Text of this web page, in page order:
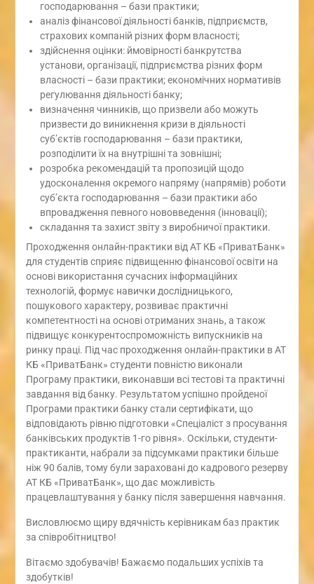
господарювання – бази практики;
аналіз фінансової діяльності банків, підприємств,
страхових компаній різних форм власності;
здійснення оцінки: ймовірності банкрутства
установи, організації, підприємства різних форм
власності – бази практики; економічних нормативів
регулювання діяльності банку;
визначення чинників, що призвели або можуть
призвести до виникнення кризи в діяльності
суб’єктів господарювання – бази практики,
розподілити їх на внутрішні та зовнішні;
розробка рекомендацій та пропозицій щодо
удосконалення окремого напряму (напрямів) роботи
суб’єкта господарювання – бази практики або
впровадження певного нововведення (інновації);
складання та захист звіту з виробничої практики.
Проходження онлайн-практики від АТ КБ «ПриватБанк»
для студентів сприяє підвищенню фінансової освіти на
основі використання сучасних інформаційних
технологій, формує навички дослідницького,
пошукового характеру, розвиває практичні
компетентності на основі отриманих знань, а також
підвищує конкурентоспроможність випускників на
ринку праці. Під час проходження онлайн-практики в АТ
КБ «ПриватБанк» студенти повністю виконали
Програму практики, виконавши всі тестові та практичні
завдання від банку. Результатом успішно пройденої
Програми практики банку стали сертифікати, що
відповідають рівню підготовки «Спеціаліст з просування
банківських продуктів 1-го рівня». Оскільки, студенти-
практиканти, набрали за підсумками практики більше
ніж 90 балів, тому були зараховані до кадрового резерву
АТ КБ «ПриватБанк», що дає можливість
працевлаштування у банку після завершення навчання.
Висловлюємо щиру вдячність керівникам баз практик
за співробітництво!
Вітаємо здобувачів! Бажаємо подальших успіхів та
здобутків!